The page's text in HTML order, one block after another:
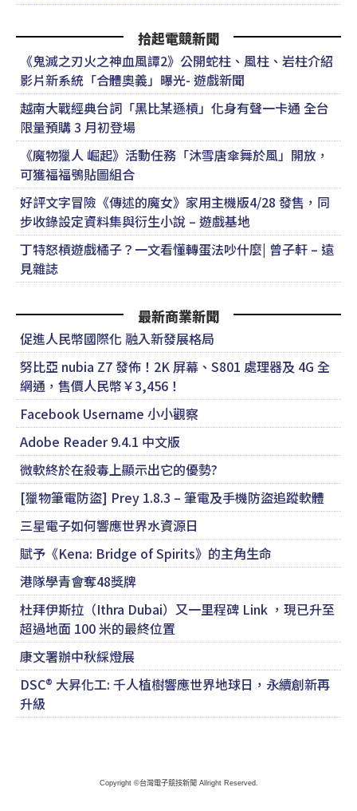
拾起電競新聞
《鬼滅之刃火之神血風譚2》公開蛇柱、風柱、岩柱介紹
影片新系統「合體奧義」曝光- 遊戲新聞
越南大戰經典台詞「黑比某遜槓」化身有聲一卡通 全台
限量預購 3 月初登場
《魔物獵人 崛起》活動任務「沐雪唐傘舞於風」開放，
可獲福福鴞貼圖組合
好評文字冒險《傳述的魔女》家用主機版4/28 發售，同
步收錄設定資料集與衍生小說 – 遊戲基地
丁特怒槓遊戲橘子？一文看懂轉蛋法吵什麼| 曾子軒 – 遠
見雜誌
最新商業新聞
促進人民幣國際化 融入新發展格局
努比亞 nubia Z7 發佈！2K 屏幕、S801 處理器及 4G 全
網通，售價人民幣￥3,456！
Facebook Username 小小觀察
Adobe Reader 9.4.1 中文版
微軟終於在殺毒上顯示出它的優勢?
[獵物筆電防盜] Prey 1.8.3 – 筆電及手機防盜追蹤軟體
三星電子如何響應世界水資源日
賦予《Kena: Bridge of Spirits》的主角生命
港隊學青會奪48獎牌
杜拜伊斯拉（Ithra Dubai）又一里程碑 Link ，現已升至
超過地面 100 米的最終位置
康文署辦中秋綵燈展
DSC® 大昇化工: 千人植樹響應世界地球日，永續創新再
升級
Copyright ©台灣電子競技新聞 Allright Reserved.